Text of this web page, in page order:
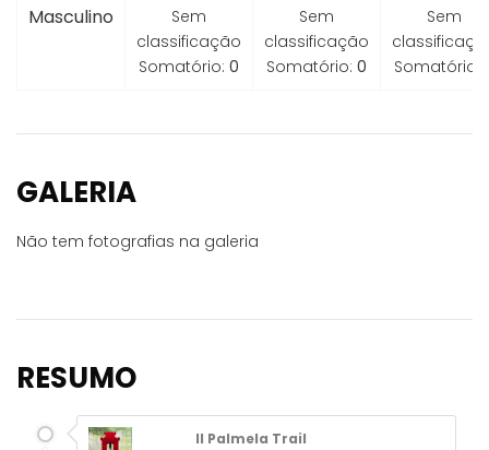
Masculino
Sem
classificação
Somatório: 0
Sem
classificação
Somatório: 0
Sem
Somatório:
GALERIA
Não tem fotografias na galeria
RESUMO
II Palmela Trail